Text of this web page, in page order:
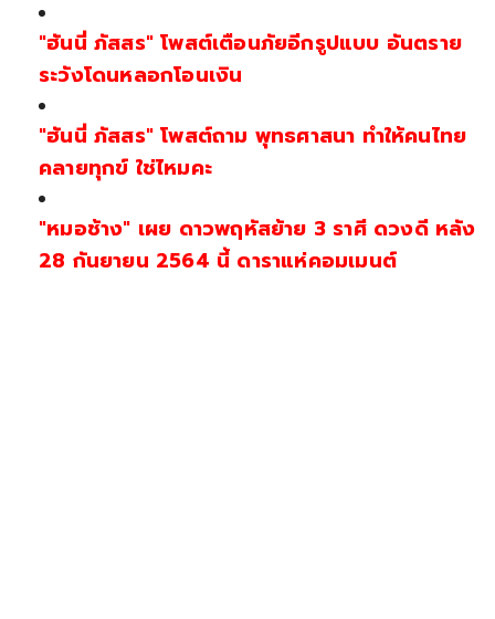
"ฮันนี่ ภัสสร" โพสต์เตือนภัยอีกรูปแบบ อันตราย
ระวังโดนหลอกโอนเงิน
"ฮันนี่ ภัสสร" โพสต์ถาม พุทธศาสนา ทำให้คนไทย
คลายทุกข์ ใช่ไหมคะ
"หมอช้าง" เผย ดาวพฤหัสย้าย 3 ราศี ดวงดี หลัง
28 กันยายน 2564 นี้ ดาราแห่คอมเมนต์